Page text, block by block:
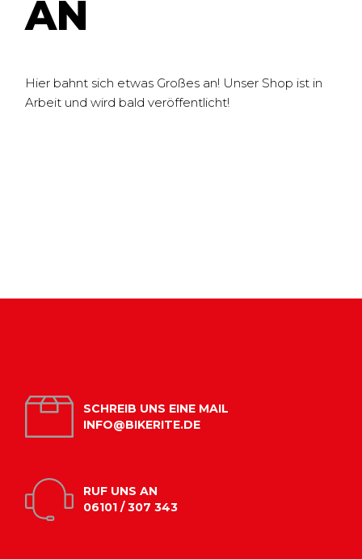
N
Hier bahnt sich etwas Großes an! Unser Shop ist in
Arbeit und wird bald veröffentlicht!
SCHREIB UNS EINE MAIL
INFO@BIKERITE.DE
RUF UNS AN
06101 / 307 343